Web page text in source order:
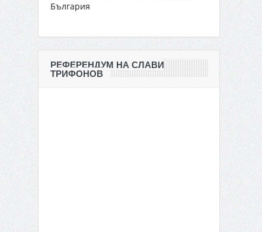
България
РЕФЕРЕНДУМ НА СЛАВИ
ТРИФОНОВ